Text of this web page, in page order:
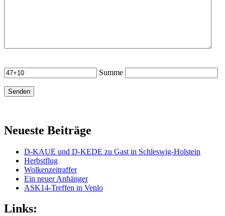
Summe
Neueste Beiträge
D-KAUE und D-KEDE zu Gast in Schleswig-Holstein
Herbstflug
Wolkenzeitraffer
Ein neuer Anhänger
ASK14-Treffen in Venlo
Links: